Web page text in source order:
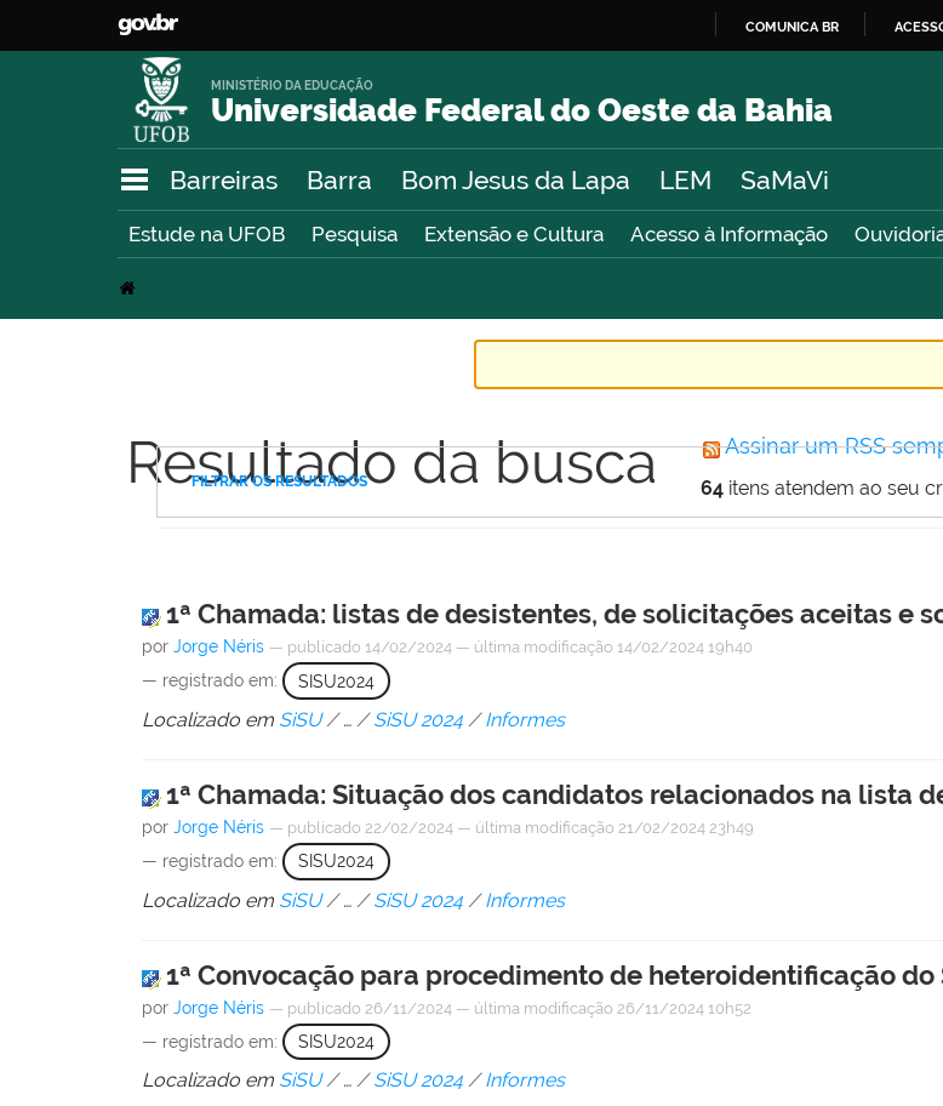
O
COMUNICA BR
Universidade Federal do Oeste da Bahia
MINISTÉRIO DA EDUCAÇÃO
Barreiras Barra Bom Jesus da Lapa LEM SaMaVi
Estude na UFOB Pesquisa Extensão e Cultura Acesso à Informação
Resultado da busca Assinar um RSS
64itens atendem ao seu
FILTRAR OS RESULTADOS
1ª Chamada: listas de desistentes, de solicitações aceitas e
porJorge Néris — publicado 14/02/2024 — última modificação 14/02/2024 19h40
— registrado em: SISU2024
Localizado em SiSU /…/SiSU 2024 /Informes
1ª Chamada: Situação dos candidatos relacionados na lista
porJorge Néris — publicado 22/02/2024 — última modificação 21/02/2024 23h49
— registrado em: SISU2024
Localizado em SiSU /… /SiSU 2024 /Informes
1ª Convocação para procedimento de heteroidentificação do
porJorge Néris — publicado 26/11/2024 — última modificação 26/11/2024 10h52
— registrado em: SISU2024
Localizado em SiSU /…/SiSU 2024 /Informes